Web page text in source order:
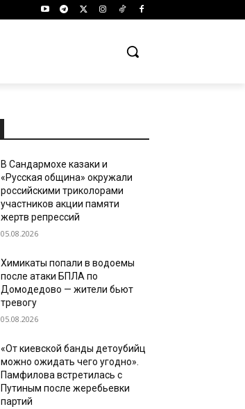
В Сандармохе казаки и
«Русская община» окружали
российскими триколорами
участников акции памяти
жертв репрессий
05.08.2026
Химикаты попали в водоемы
после атаки БПЛА по
Домодедово — жители бьют
тревогу
05.08.2026
«От киевской банды детоубийц
можно ожидать чего угодно».
Памфилова встретилась с
Путиным после жеребьевки
партий